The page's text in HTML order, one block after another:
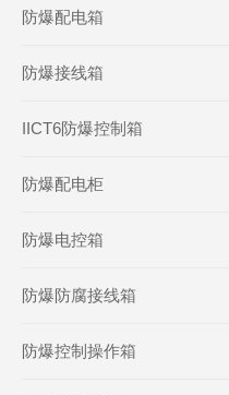
防爆配电箱
防爆接线箱
IICT6防爆控制箱
防爆配电柜
防爆电控箱
防爆防腐接线箱
防爆控制操作箱